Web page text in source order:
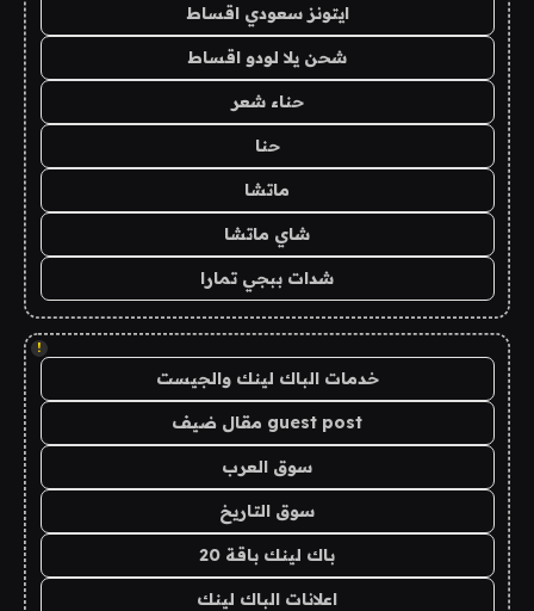
ايتونز سعودي اقساط
شحن يلا لودو اقساط
حناء شعر
حنا
ماتشا
شاي ماتشا
شدات ببجي تمارا
!
خدمات الباك لينك والجيست
guest post مقال ضيف
سوق العرب
سوق التاريخ
باك لينك باقة 20
اعلانات الباك لينك